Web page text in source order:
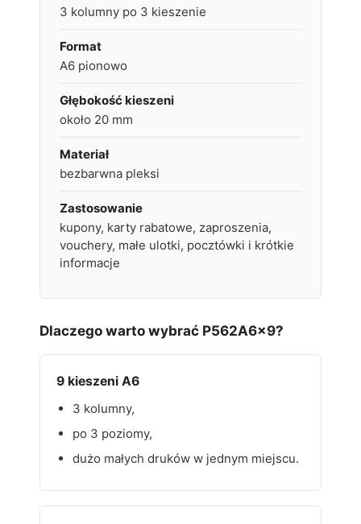
3 kolumny po 3 kieszenie
Format
A6 pionowo
Głębokość kieszeni
około 20 mm
Materiał
bezbarwna pleksi
Zastosowanie
kupony, karty rabatowe, zaproszenia,
vouchery, małe ulotki, pocztówki i krótkie
informacje
Dlaczego warto wybrać P562A6x9?
9 kieszeni A6
3 kolumny,
po 3 poziomy,
dużo małych druków w jednym miejscu.